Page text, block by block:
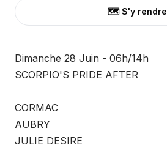
🗺️ S'y rendre
Dimanche 28 Juin - 06h/14h
SCORPIO'S PRIDE AFTER
CORMAC
AUBRY
JULIE DESIRE